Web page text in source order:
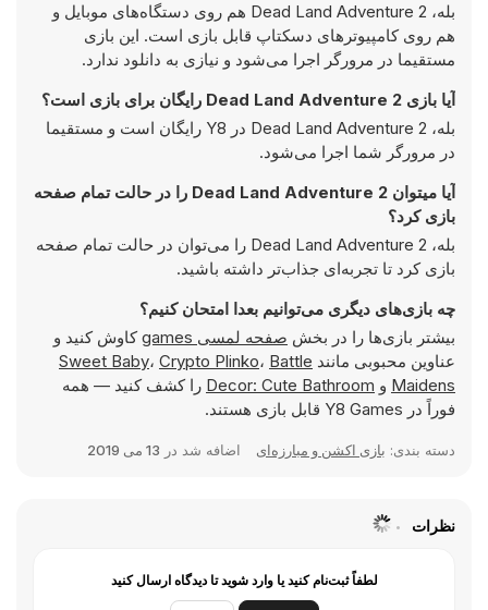
بله، Dead Land Adventure 2 هم روی دستگاه‌های موبایل و
هم روی کامپیوترهای دسکتاپ قابل بازی است. این بازی
مستقیما در مرورگر اجرا می‌شود و نیازی به دانلود ندارد.
آیا بازی Dead Land Adventure 2 رایگان برای بازی است؟
بله، Dead Land Adventure 2 در Y8 رایگان است و مستقیما
در مرورگر شما اجرا می‌شود.
آیا میتوان Dead Land Adventure 2 را در حالت تمام صفحه
بازی کرد؟
بله، Dead Land Adventure 2 را می‌توان در حالت تمام صفحه
بازی کرد تا تجربه‌ای جذاب‌تر داشته باشید.
چه بازی‌های دیگری می‌توانیم بعدا امتحان کنیم؟
بیشتر بازی‌ها را در بخش صفحه لمسی games
کاوش کنید و
عناوین محبوبی مانند
Sweet Baby، Crypto Plinko، Battle
Maidens و Decor: Cute Bathroom را کشف کنید — همه
فوراً در Y8 Games قابل بازی هستند.
دسته بندی: بازی اکشن و مبارزه‌ای اضافه شد در 13 می 2019
نظرات
لطفاً ثبت‌نام کنید یا وارد شوید تا دیدگاه ارسال کنید